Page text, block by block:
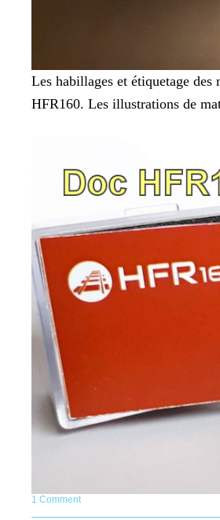
Les habillages et étiquetage
HFR160. Les illustrations de
1 Comment